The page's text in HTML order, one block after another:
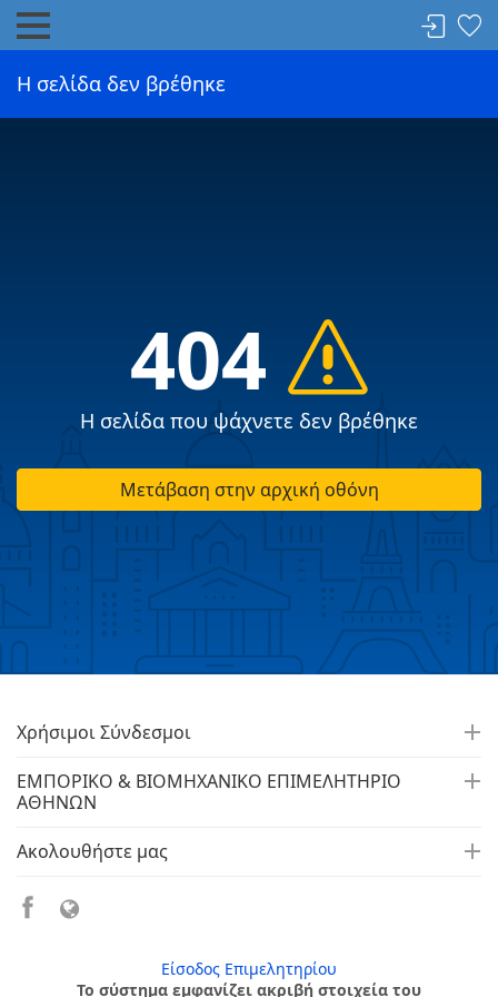
Η σελίδα δεν βρέθηκε
404
Η σελίδα που ψάχνετε δεν βρέθηκε
Μετάβαση στην αρχική οθόνη
Χρήσιμοι Σύνδεσμοι
ΕΜΠΟΡΙΚΟ & ΒΙΟΜΗΧΑΝΙΚΟ ΕΠΙΜΕΛΗΤΗΡΙΟ
ΑΘΗΝΩΝ
Ακολουθήστε μας
Είσοδος Επιμελητηρίου
Το σύστημα εμφανίζει ακριβή στοιχεία του